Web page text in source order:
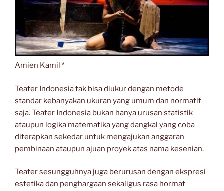
Amien Kamil *
Teater Indonesia tak bisa diukur dengan metode
standar kebanyakan ukuran yang umum dan normatif
saja. Teater Indonesia bukan hanya urusan statistik
ataupun logika matematika yang dangkal yang coba
diterapkan sekedar untuk mengajukan anggaran
pembinaan ataupun ajuan proyek atas nama kesenian.
Teater sesungguhnya juga berurusan dengan ekspresi
estetika dan penghargaan sekaligus rasa hormat